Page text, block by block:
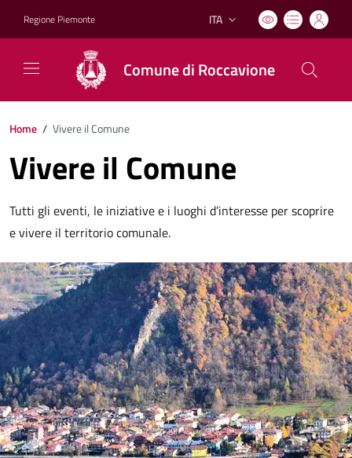
Regione Piemonte Lingua attiva:
ITA
Comune di Roccavione
Home / Vivere il Comune
Vivere il Comune
Tutti gli eventi, le iniziative e i luoghi d’interesse per scoprire
e vivere il territorio comunale.